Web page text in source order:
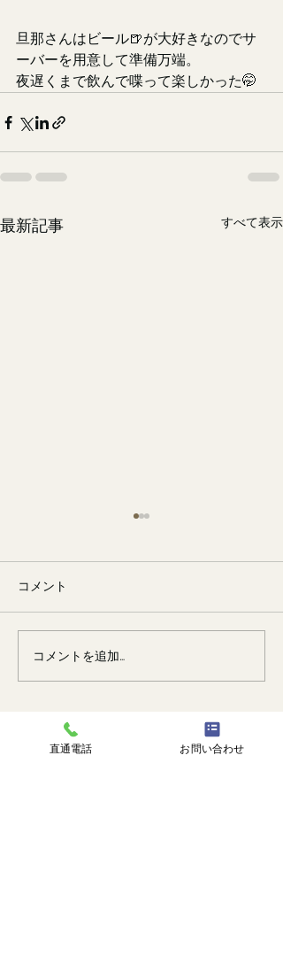
旦那さんはビール🍺が大好きなのでサ
ーバーを用意して準備万端。
夜遅くまで飲んで喋って楽しかった🤭
最新記事 すべて表示
コメント
コメントを追加…
株式会社 塗匠
直通電話 お問い合わせ